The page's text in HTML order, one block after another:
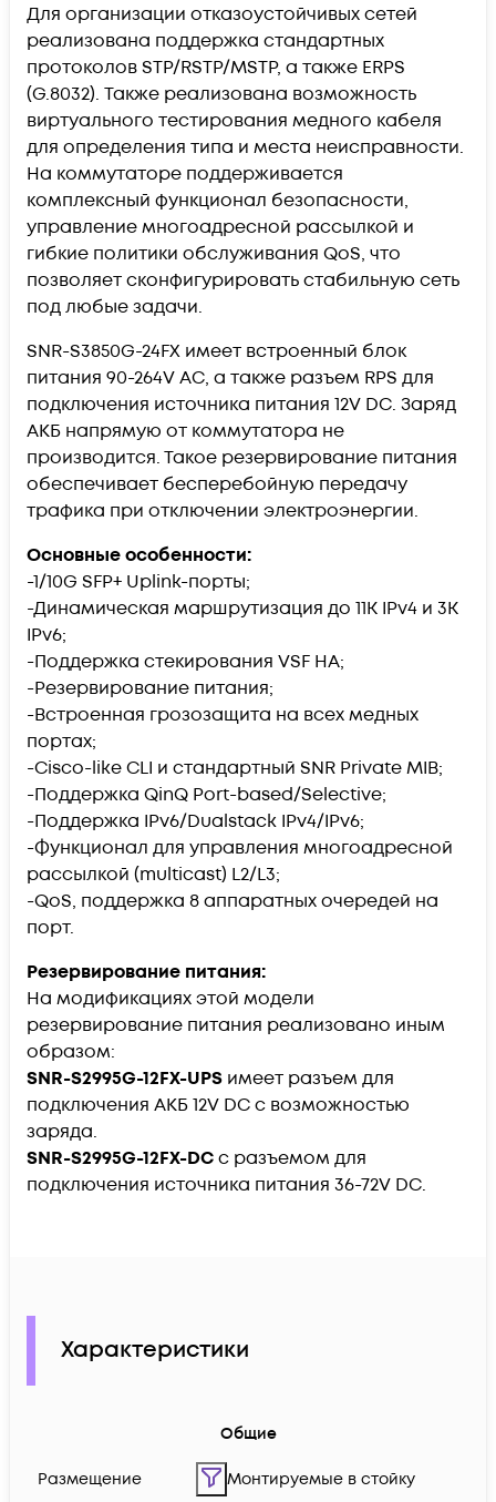
Для организации отказоустойчивых сетей
реализована поддержка стандартных
протоколов STP/RSTP/MSTP, а также ERPS
(G.8032). Также реализована возможность
виртуального тестирования медного кабеля
для определения типа и места неисправности.
На коммутаторе поддерживается
комплексный функционал безопасности,
управление многоадресной рассылкой и
гибкие политики обслуживания QoS, что
позволяет сконфигурировать стабильную сеть
под любые задачи.
SNR-S3850G-24FX имеет встроенный блок
питания 90-264V AC, а также разъем RPS для
подключения источника питания 12V DC. Заряд
АКБ напрямую от коммутатора не
производится. Такое резервирование питания
обеспечивает бесперебойную передачу
трафика при отключении электроэнергии.
Основные особенности:
-1/10G SFP+ Uplink-порты;
-Динамическая маршрутизация до 11K IPv4 и 3K
IPv6;
-Поддержка стекирования VSF HA;
-Резервирование питания;
-Встроенная грозозащита на всех медных
портах;
-Cisco-like CLI и стандартный SNR Private MIB;
-Поддержка QinQ Port-based/Selective;
-Поддержка IPv6/Dualstack IPv4/IPv6;
-Функционал для управления многоадресной
рассылкой (multicast) L2/L3;
-QoS, поддержка 8 аппаратных очередей на
порт.
Резервирование питания:
На модификациях этой модели
резервирование питания реализовано иным
образом:
SNR-S2995G-12FX-UPS имеет разъем для
подключения АКБ 12V DC c возможностью
заряда.
SNR-S2995G-12FX-DCс разъемом для
подключения источника питания 36-72V DC.
Характеристики
Общие
Размещение Монтируемые в стойку